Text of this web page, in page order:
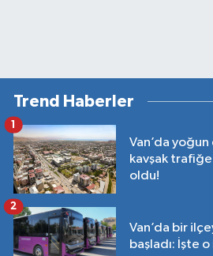
Trend Haberler
Van’da yoğun
kavşak trafiğe
oldu!
1
Van’da bir
başladı: İşte
2